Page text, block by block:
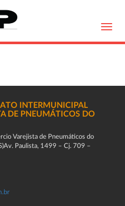
INTERMUNICIPAL
DE PNEUMÁTICOS DO
Varejista de Pneumáticos do
Paulista, 1499 – Cj. 709 –